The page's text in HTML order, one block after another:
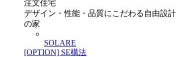
注文住宅
デザイン・性能・品質にこだわる自由設計
の家
SOLARE
[OPTION] SE構法